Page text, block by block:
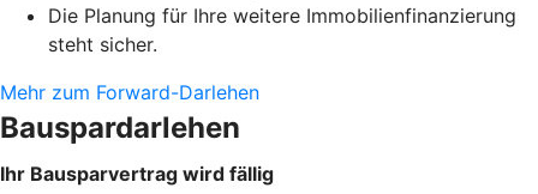
Die Planung für Ihre weitere Immobilienfinanzierung
steht sicher.
Mehr zum Forward-Darlehen
Bauspardarlehen
Ihr Bausparvertrag wird fällig